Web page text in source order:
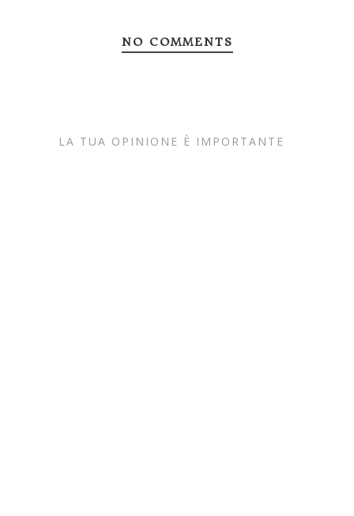
NO COMMENTS
LA TUA OPINIONE È IMPORTANTE